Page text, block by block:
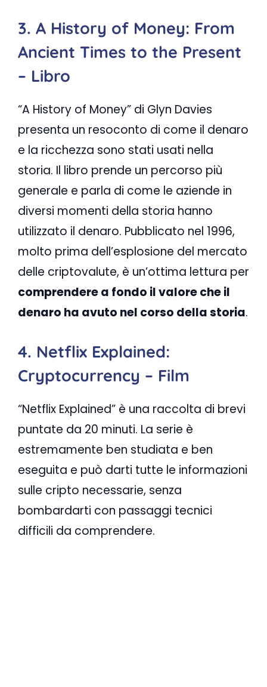
3. A History of Money: From
Ancient Times to the Present
– Libro
“A History of Money” di Glyn Davies
presenta un resoconto di come il denaro
e la ricchezza sono stati usati nella
storia. Il libro prende un percorso più
generale e parla di come le aziende in
diversi momenti della storia hanno
utilizzato il denaro. Pubblicato nel 1996,
molto prima dell’esplosione del mercato
delle criptovalute, è un’ottima lettura per
comprendere a fondo il valore che il
denaro ha avuto nel corso della storia.
4. Netflix Explained:
Cryptocurrency – Film
“Netflix Explained” è una raccolta di brevi
puntate da 20 minuti. La serie è
estremamente ben studiata e ben
eseguita e può darti tutte le informazioni
sulle cripto necessarie, senza
bombardarti con passaggi tecnici
difficili da comprendere.